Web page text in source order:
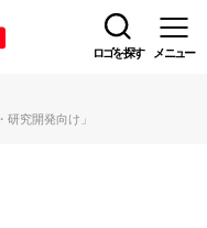
ロゴを探す メニュー
究開発向け」